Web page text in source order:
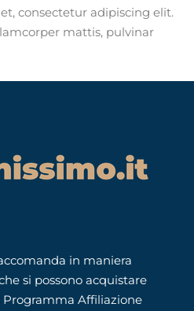
consectetur adipiscing elit.
mattis, pulvinar
in maniera
si possono acquistare
Affiliazione